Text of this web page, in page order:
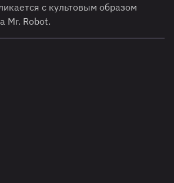
с культовым образом
Mr. Robot.